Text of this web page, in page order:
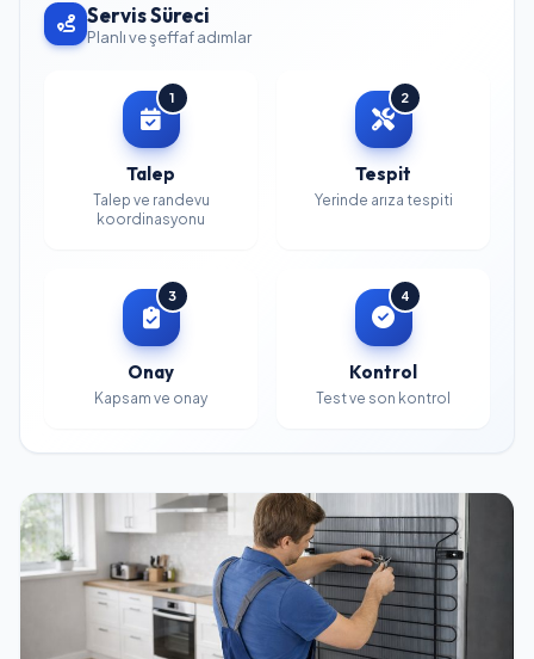
Servis Süreci
Planlı ve şeffaf adımlar
1
Talep
Talep ve randevu
koordinasyonu
2
Tespit
Yerinde arıza tespiti
3
Onay
Kapsam ve onay
4
Kontrol
Test ve son kontrol